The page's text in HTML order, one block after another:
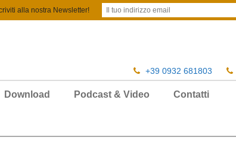
+39 0932 681803
Download Podcast & Video Contatti
alla nostra Newsletter!